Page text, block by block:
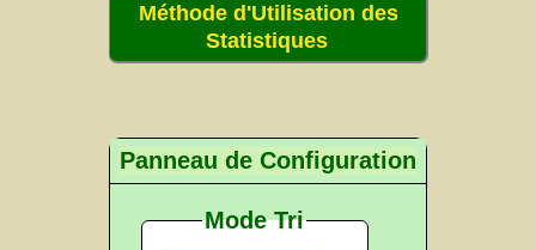
Méthode d'Utilisation des
Statistiques
Panneau de Configuration
Mode Tri